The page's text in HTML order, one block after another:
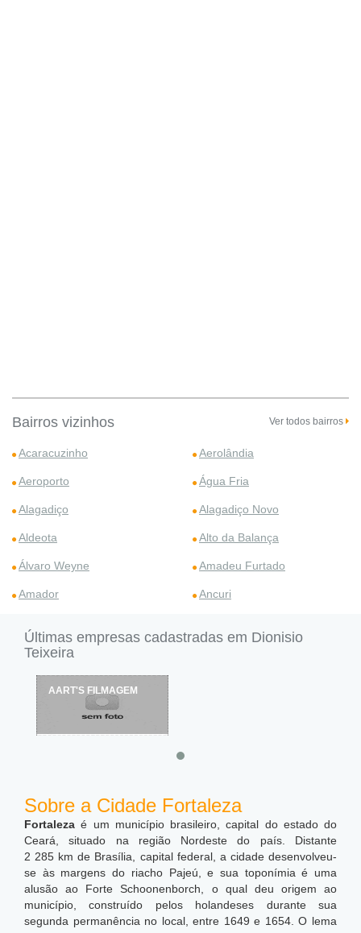
Bairros vizinhos Ver todos bairros
Acaracuzinho Aerolândia
Aeroporto Água Fria
Alagadiço Alagadiço Novo
Aldeota Alto da Balança
Álvaro Weyne Amadeu Furtado
Amador Ancuri
Últimas empresas cadastradas em Dionisio
Teixeira
AART'S FILMAGEM
Sobre a Cidade Fortaleza
Fortaleza é um município brasileiro, capital do estado do
Ceará, situado na região Nordeste do país. Distante
2 285 km de Brasília, capital federal, a cidade desenvolveu-
se às margens do riacho Pajeú, e sua toponímia é uma
alusão ao Forte Schoonenborch, o qual deu origem ao
município, construído pelos holandeses durante sua
segunda permanência no local, entre 1649 e 1654. O lema